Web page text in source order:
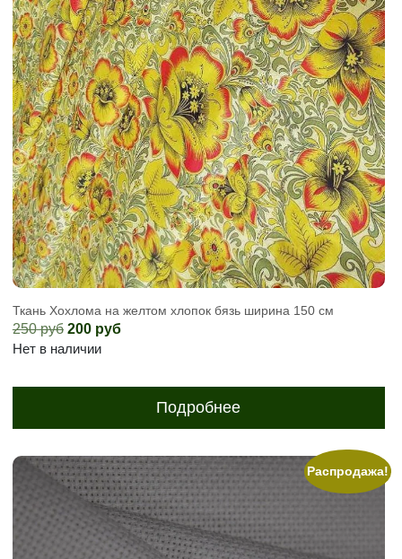
Ткань Хохлома на желтом хлопок бязь ширина 150 см
250руб Первоначальная
цена
250
200рубТекущая
руб.
Нет в наличии
Подробнее
Распродажа!